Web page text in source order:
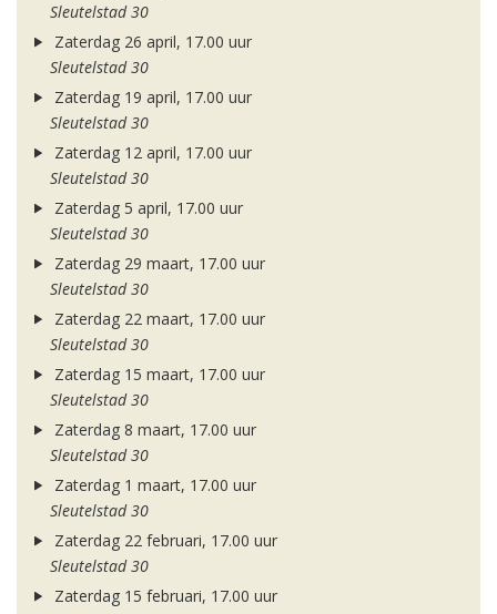
Sleutelstad 30
Zaterdag 26 april, 17.00 uur
Sleutelstad 30
Zaterdag 19 april, 17.00 uur
Sleutelstad 30
Zaterdag 12 april, 17.00 uur
Sleutelstad 30
Zaterdag 5 april, 17.00 uur
Sleutelstad 30
Zaterdag 29 maart, 17.00 uur
Sleutelstad 30
Zaterdag 22 maart, 17.00 uur
Sleutelstad 30
Zaterdag 15 maart, 17.00 uur
Sleutelstad 30
Zaterdag 8 maart, 17.00 uur
Sleutelstad 30
Zaterdag 1 maart, 17.00 uur
Sleutelstad 30
Zaterdag 22 februari, 17.00 uur
Sleutelstad 30
Zaterdag 15 februari, 17.00 uur